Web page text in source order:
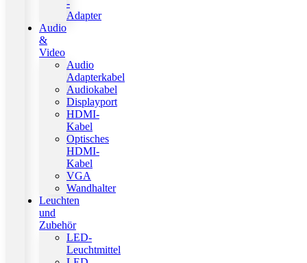
-
Adapter
Audio
&
Video
Audio
Adapterkabel
Audiokabel
Displayport
HDMI-
Kabel
Optisches
HDMI-
Kabel
VGA
Wandhalter
Leuchten
und
Zubehör
LED-
Leuchtmittel